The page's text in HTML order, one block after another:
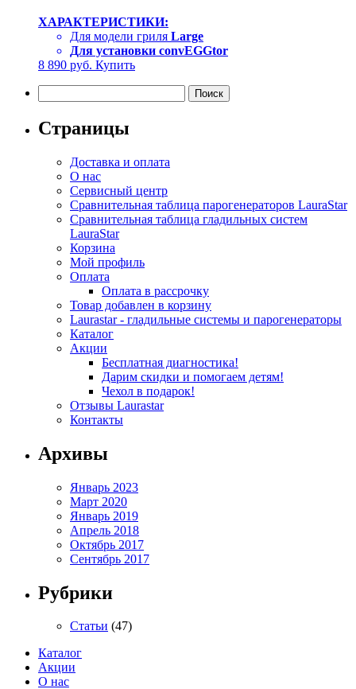
ХАРАКТЕРИСТИКИ:
Для модели гриля Large
Для установки convEGGtor
8 890 руб. Купить
Страницы
Доставка и оплата
О нас
Сервисный центр
Сравнительная таблица парогенераторов LauraStar
Сравнительная таблица гладильных систем
LauraStar
Корзина
Мой профиль
Оплата
Оплата в рассрочку
Товар добавлен в корзину
Laurastar - гладильные системы и парогенераторы
Каталог
Акции
Бесплатная диагностика!
Дарим скидки и помогаем детям!
Чехол в подарок!
Отзывы Laurastar
Контакты
Архивы
Январь 2023
Март 2020
Январь 2019
Апрель 2018
Октябрь 2017
Сентябрь 2017
Рубрики
Статьи (47)
Каталог
Акции
О нас